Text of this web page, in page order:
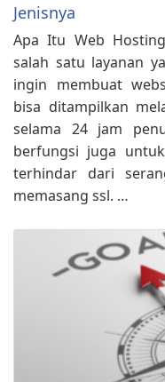
Jenisnya
Apa Itu Web
salah satu layanan
ingin membuat
bisa ditampilkan
selama 24 jam
berfungsi juga
terhindar dari
memasang ssl. …